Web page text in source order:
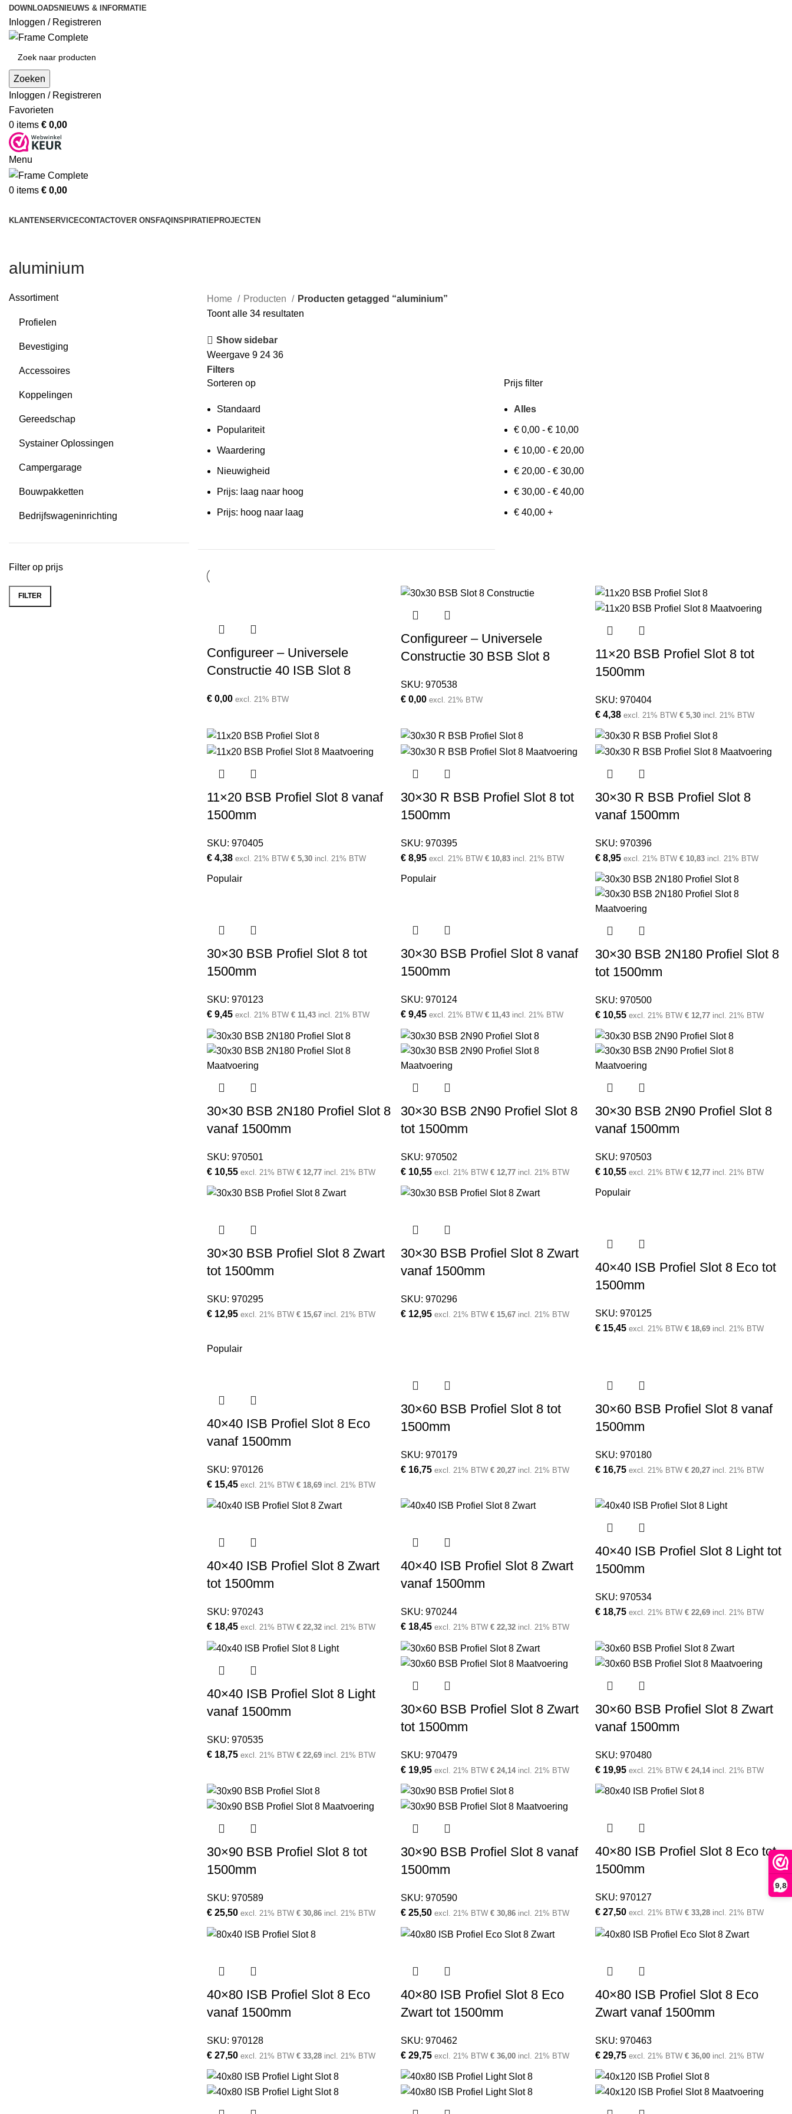
9,8
DOWNLOADS NIEUWS & INFORMATIE
Inloggen / Registreren
Zoeken
Inloggen / Registreren
Favorieten
0 items € 0,00
Menu
0 items € 0,00
KLANTENSERVICECONTACTOVER ONSFAQINSPIRATIEPROJECTEN
aluminium
Assortiment
Profielen
Bevestiging
Accessoires
Koppelingen
Gereedschap
Systainer Oplossingen
Campergarage
Bouwpakketten
Bedrijfswageninrichting
Filter op prijs
Min.
Max.
FILTER
Home Producten
Producten getagged “aluminium”
Toont alle 34 resultaten
Show sidebar
Weergave 9 24 36
Filters
Sorteren op
Standaard
Populariteit
Waardering
Nieuwigheid
Prijs: laag naar hoog
Prijs: hoog naar laag
Prijs filter
Alles
€ 0,00 - € 10,00
€ 10,00 - € 20,00
€ 20,00 - € 30,00
€ 30,00 - € 40,00
€ 40,00 +
Configureer – Universele
Constructie 40 ISB Slot 8
€ 0,00 excl. 21% BTW
Configureer – Universele
Constructie 30 BSB Slot 8
SKU:970538
€ 0,00 excl. 21% BTW
11×20 BSB Profiel Slot 8 tot
1500mm
SKU: 970404
€4,38 excl. 21% BTW €5,30incl. 21% BTW
11×20 BSB Profiel Slot 8 vanaf
1500mm
SKU: 970405
€ 4,38 excl. 21% BTW € 5,30 incl. 21% BTW
30×30 R BSB Profiel Slot 8 tot
1500mm
SKU:970395
€ 8,95 excl. 21% BTW € 10,83 incl. 21% BTW
30×30 R BSB Profiel Slot 8
vanaf 1500mm
SKU: 970396
€8,95 excl. 21% BTW €10,83incl. 21% BTW
Populair
30×30 BSB Profiel Slot 8 tot
1500mm
SKU: 970123
€ 9,45 excl. 21% BTW € 11,43 incl. 21% BTW
Populair
30×30 BSB Profiel Slot 8 vanaf
1500mm
SKU:970124
€ 9,45 excl. 21% BTW € 11,43 incl. 21% BTW
30×30 BSB 2N180 Profiel Slot 8
tot 1500mm
SKU: 970500
€10,55 excl. 21% BTW €12,77incl. 21% BTW
30×30 BSB 2N180 Profiel Slot 8
vanaf 1500mm
SKU: 970501
€ 10,55 excl. 21% BTW € 12,77 incl. 21% BTW
30×30 BSB 2N90 Profiel Slot 8
tot 1500mm
SKU:970502
€ 10,55 excl. 21% BTW € 12,77 incl. 21% BTW
30×30 BSB 2N90 Profiel Slot 8
vanaf 1500mm
SKU: 970503
€10,55 excl. 21% BTW €12,77incl. 21% BTW
30×30 BSB Profiel Slot 8 Zwart
tot 1500mm
SKU: 970295
€ 12,95 excl. 21% BTW € 15,67 incl. 21% BTW
30×30 BSB Profiel Slot 8 Zwart
vanaf 1500mm
SKU:970296
€ 12,95 excl. 21% BTW € 15,67 incl. 21% BTW
Populair
40×40 ISB Profiel Slot 8 Eco tot
1500mm
SKU: 970125
€15,45 excl. 21% BTW €18,69incl. 21% BTW
Populair
40×40 ISB Profiel Slot 8 Eco
vanaf 1500mm
SKU: 970126
€ 15,45 excl. 21% BTW € 18,69 incl. 21% BTW
30×60 BSB Profiel Slot 8 tot
1500mm
SKU:970179
€ 16,75 excl. 21% BTW € 20,27 incl. 21% BTW
30×60 BSB Profiel Slot 8 vanaf
1500mm
SKU: 970180
€16,75 excl. 21% BTW €20,27incl. 21% BTW
40×40 ISB Profiel Slot 8 Zwart
tot 1500mm
SKU: 970243
€ 18,45 excl. 21% BTW € 22,32 incl. 21% BTW
40×40 ISB Profiel Slot 8 Zwart
vanaf 1500mm
SKU:970244
€ 18,45 excl. 21% BTW € 22,32 incl. 21% BTW
40×40 ISB Profiel Slot 8 Light tot
1500mm
SKU: 970534
€18,75 excl. 21% BTW €22,69incl. 21% BTW
40×40 ISB Profiel Slot 8 Light
vanaf 1500mm
SKU: 970535
€ 18,75 excl. 21% BTW € 22,69 incl. 21% BTW
30×60 BSB Profiel Slot 8 Zwart
tot 1500mm
SKU:970479
€ 19,95 excl. 21% BTW € 24,14 incl. 21% BTW
30×60 BSB Profiel Slot 8 Zwart
vanaf 1500mm
SKU: 970480
€19,95 excl. 21% BTW €24,14incl. 21% BTW
30×90 BSB Profiel Slot 8 tot
1500mm
SKU: 970589
€ 25,50 excl. 21% BTW € 30,86 incl. 21% BTW
30×90 BSB Profiel Slot 8 vanaf
1500mm
SKU:970590
€ 25,50 excl. 21% BTW € 30,86 incl. 21% BTW
40×80 ISB Profiel Slot 8 Eco tot
1500mm
SKU: 970127
€27,50 excl. 21% BTW €33,28incl. 21% BTW
40×80 ISB Profiel Slot 8 Eco
vanaf 1500mm
SKU: 970128
€ 27,50 excl. 21% BTW € 33,28 incl. 21% BTW
40×80 ISB Profiel Slot 8 Eco
Zwart tot 1500mm
SKU:970462
€ 29,75 excl. 21% BTW € 36,00 incl. 21% BTW
40×80 ISB Profiel Slot 8 Eco
Zwart vanaf 1500mm
SKU: 970463
€29,75 excl. 21% BTW €36,00incl. 21% BTW